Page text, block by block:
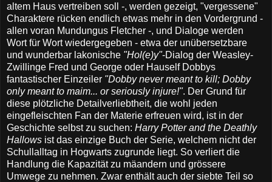
altem Haus vertreiben soll -, werden gezeigt, "vergessene"
Charaktere rücken endlich etwas mehr in den Vordergrund -
allen voran Mundungus Fletcher -, und Dialoge werden
Wort für Wort wiedergegeben - etwa der unübersetzbare
und wunderbar lakonische "Hol(e)y"-Dialog der Weasley-
Zwillinge Fred und George oder Hauself Dobbys
fantastischer Einzeiler "Dobby never meant to kill; Dobby
only meant to maim... or seriously injure!". Der Grund für
diese plötzliche Detailverliebtheit, die wohl jeden
eingefleischten Fan der Materie erfreuen wird, ist in der
Geschichte selbst zu suchen: Harry Potter and the Deathly
Hallows ist das einzige Buch der Serie, welchem nicht der
Schullalltag in Hogwarts zugrunde liegt. So verliert die
Handlung die Kapazität zu mäandern und grössere
Umwege zu nehmen. Zwar enthält auch der siebte Teil so